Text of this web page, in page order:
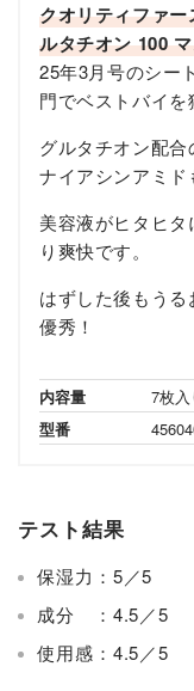
クオリティファ
ルタチオン 100
25年3月号のシー
門でベストバイを
グルタチオン配
ナイアシンアミド
美容液がヒタヒ
り爽快です。
はずした後もう
優秀！
内容量
7枚入
型番
テスト結果
保湿力：5／5
成分 ：4.5／5
使用感：4.5／5